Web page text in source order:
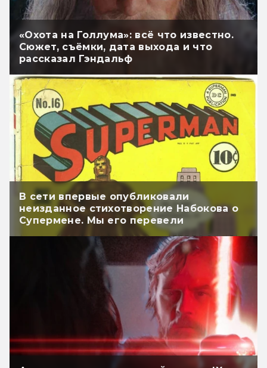
«Охота на Голлума»: всё что известно.
Сюжет, съёмки, дата выхода и что
рассказал Гэндальф
В сети впервые опубликовали
неизданное стихотворение Набокова о
Супермене. Мы его перевели